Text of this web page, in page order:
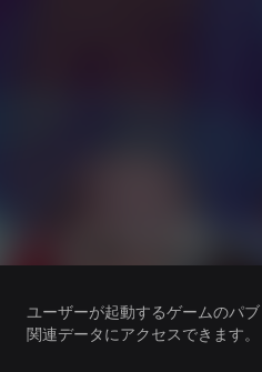
ユーザーが起動するゲームのパ
関連データにアクセスできます。